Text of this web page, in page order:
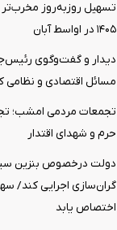
تسهیل روزبه‌روز
۱۴۰۵ در اواسط آبان
دیدار و گفت‌وگوی
مسائل اقتصادی و نظامی
تجمعات مردمی امشب؛
حرم و شهدای اقتدار
دولت درخصوص بنزین
گران‌سازی اجرایی کند/
اختصاص یابد